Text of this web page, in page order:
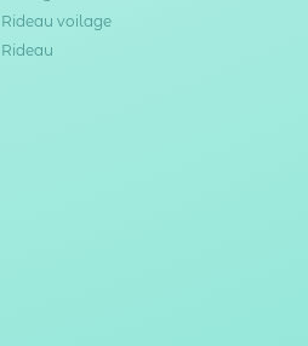
Rideau voilage
Rideau